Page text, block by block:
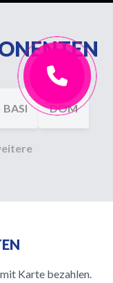
BASI DOM
Karte bezahlen.